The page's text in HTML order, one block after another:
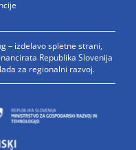
– izdelavo spletne strani,
Republika Slovenija
za regionalni razvoj.